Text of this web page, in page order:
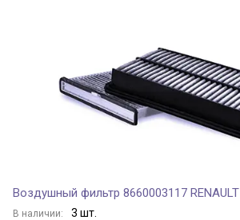
Воздушный фильтр 8660003117 RENAULT
В наличии: 3 шт.